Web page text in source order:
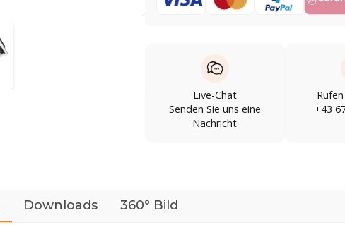
Live-Chat
Senden Sie uns eine
Nachricht
+43
Downloads 360° Bild